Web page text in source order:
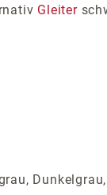
Gleiter